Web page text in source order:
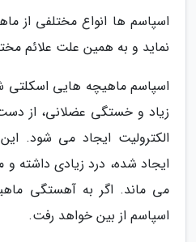
اسپاسم ها انواع مختلفی از
نماید و به همین علت علائم
اسپاسم ماهیچه هایی اسکلتی
زیاد و خستگی عضلانی، از
الکترولیت ایجاد می شود.
ایجاد شده، درد زیادی داشته
می ماند. اگر به آهستگی
اسپاسم از بین خواهد رفت.